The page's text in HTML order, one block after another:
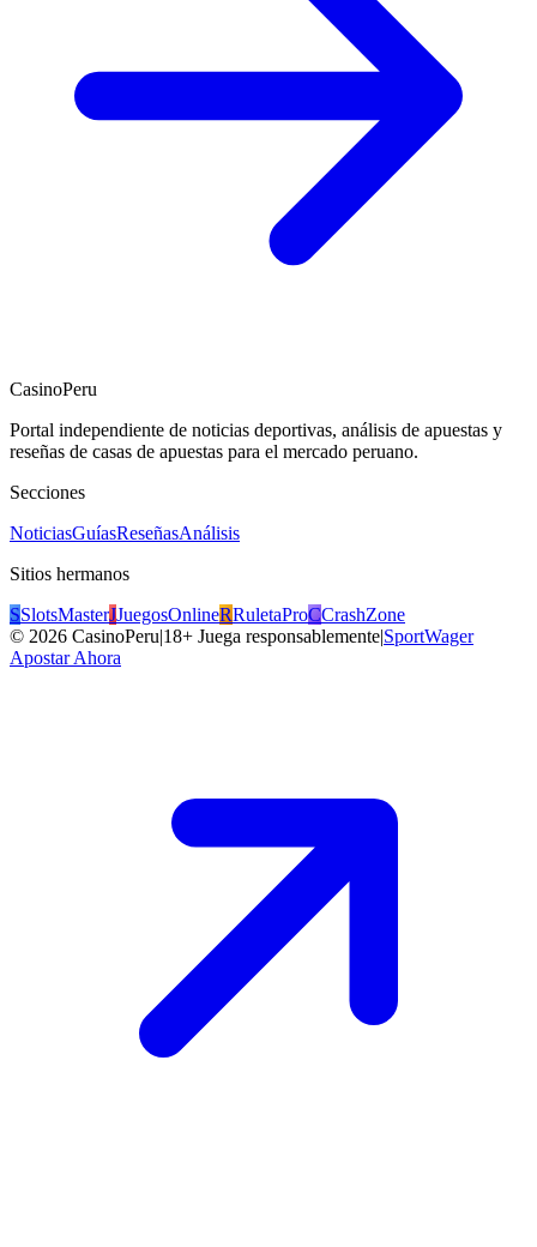
CasinoPeru
Portal independiente de noticias deportivas, análisis de apuestas y
reseñas de casas de apuestas para el mercado peruano.
Secciones
NoticiasGuíasReseñasAnálisis
Sitios hermanos
SSlotsMasterJJuegosOnlineRRuletaProCCrashZone
© 2026 CasinoPeru|18+ Juega responsablemente|SportWager
Apostar Ahora